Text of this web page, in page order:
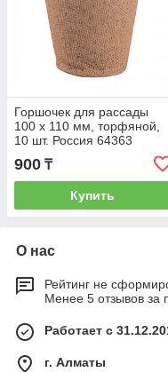
Горшочек для рассады
100 х 110 мм, торфяной,
10 шт. Россия 64363
900 ₸
Купить
О нас
Рейтинг не
Менее 5 отзывов за
Работает с
г. Алматы